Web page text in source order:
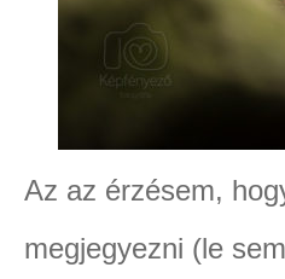
Az az érzésem,
megjegyezni (le